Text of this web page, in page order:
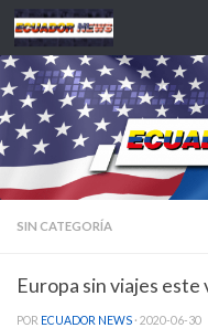
Saltar al contenido
SIN CATEGORÍA
Europa sin viajes este
POR ECUADOR NEWS · 2020-06-30